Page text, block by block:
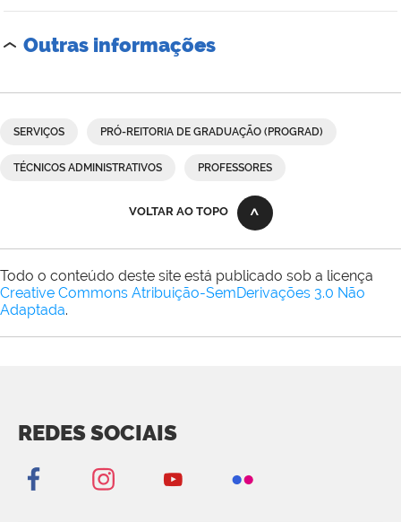
Outras informações
SERVIÇOS PRÓ-REITORIA DE GRADUAÇÃO (PROGRAD)
TÉCNICOS ADMINISTRATIVOS PROFESSORES
VOLTAR AO TOPO
Todo o conteúdo deste site está publicado sob a licença
Creative Commons Atribuição-SemDerivações 3.0 Não
Adaptada.
REDES SOCIAIS